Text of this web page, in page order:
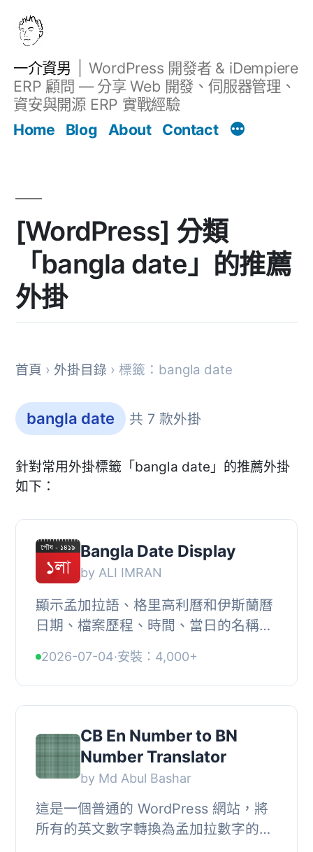
一介資男
WordPress 開發者 & iDempiere
ERP 顧問 — 分享 Web 開發、伺服器管理、
資安與開源 ERP 實戰經驗
Home
Blog About Contact
[WordPress] 分類
「bangla date」的推薦
外掛
首頁 › 外掛目錄 › 標籤：bangla date
bangla date 共 7 款外掛
針對常用外掛標籤「bangla date」的推薦外掛
如下：
Bangla Date Display
by ALI IMRAN
顯示孟加拉語、格里高利曆和伊斯蘭曆
日期、檔案歷程、時間、當日的名稱、
加拉語中顯示文章/頁面的預設（英文）
時間、日期...
2026-07-04·安裝：4,000+
CB En Number to BN
Number Translator
by Md Abul Bashar
這是一個普通的 WordPress 網站，將
所有的英文數字轉換為孟加拉數字的日
文章 Filter